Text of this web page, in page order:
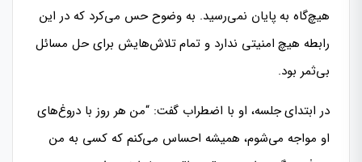
هیچ‌گاه به پایان نمی‌رسید. به وضوح حس می‌کرد که در این
رابطه هیچ امنیتی ندارد و تمام تلاش‌هایش برای حل مسائل
بی‌ثمر بود.
در ابتدای جلسه، او با اضطراب گفت: “من هر روز با دروغ‌های
او مواجه می‌شوم، همیشه احساس می‌کنم که کسی به من